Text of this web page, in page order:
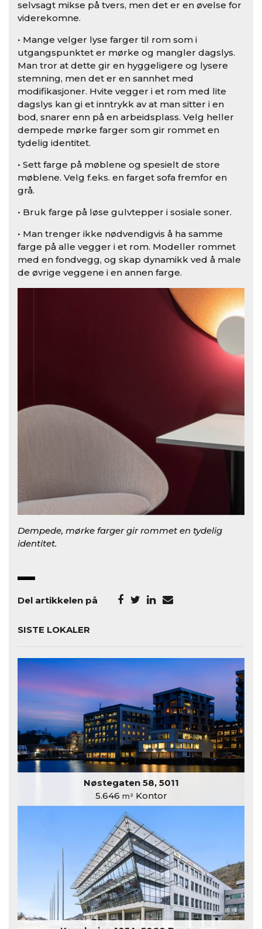
selvsagt mikse på tvers, men det er en øvelse for
viderekomne.
• Mange velger lyse farger til rom som i
utgangspunktet er mørke og mangler dagslys.
Man tror at dette gir en hyggeligere og lysere
stemning, men det er en sannhet med
modifikasjoner. Hvite vegger i et rom med lite
dagslys kan gi et inntrykk av at man sitter i en
bod, snarer enn på en arbeidsplass. Velg heller
dempede mørke farger som gir rommet en
tydelig identitet.
• Sett farge på møblene og spesielt de store
møblene. Velg f.eks. en farget sofa fremfor en
grå.
• Bruk farge på løse gulvtepper i sosiale soner.
• Man trenger ikke nødvendigvis å ha samme
farge på alle vegger i et rom. Modeller rommet
med en fondvegg, og skap dynamikk ved å male
de øvrige veggene i en annen farge.
Dempede, mørke farger gir rommet en tydelig
identitet.
Del artikkelen på
SISTE LOKALER
Nøstegaten 58, 5011
5.646 m²Kontor